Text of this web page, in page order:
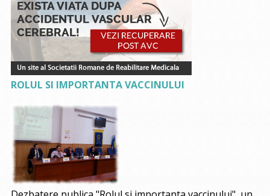
ROLUL SI IMPORTANTA VACCINULUI